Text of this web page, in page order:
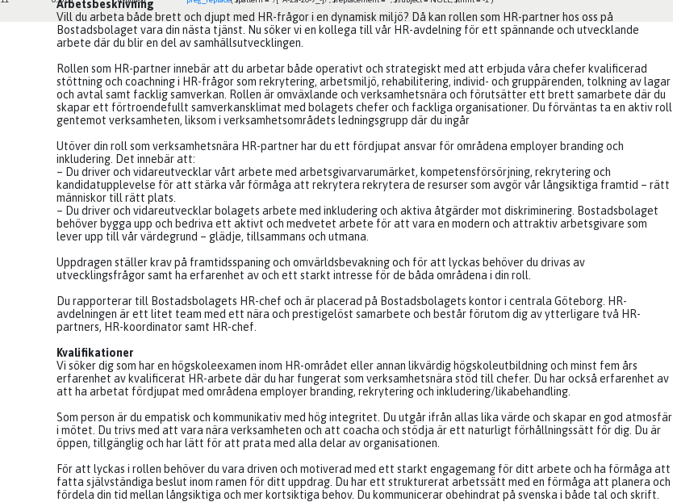
Arbetsbeskrivning
Vill du arbeta både brett och djupt med HR-frågor i en dynamisk miljö? Då kan rollen som HR-partner hos oss på
Bostadsbolaget vara din nästa tjänst. Nu söker vi en kollega till vår HR-avdelning för ett spännande och utvecklande
arbete där du blir en del av samhällsutvecklingen.
Rollen som HR-partner innebär att du arbetar både operativt och strategiskt med att erbjuda våra chefer kvalificerad
stöttning och coachning i HR-frågor som rekrytering, arbetsmiljö, rehabilitering, individ- och gruppärenden, tolkning av lagar
och avtal samt facklig samverkan. Rollen är omväxlande och verksamhetsnära och förutsätter ett brett samarbete där du
skapar ett förtroendefullt samverkansklimat med bolagets chefer och fackliga organisationer. Du förväntas ta en aktiv roll
gentemot verksamheten, liksom i verksamhetsområdets ledningsgrupp där du ingår
Utöver din roll som verksamhetsnära HR-partner har du ett fördjupat ansvar för områdena employer branding och
inkludering. Det innebär att:
– Du driver och vidareutvecklar vårt arbete med arbetsgivarvarumärket, kompetensförsörjning, rekrytering och
kandidatupplevelse för att stärka vår förmåga att rekrytera rekrytera de resurser som avgör vår långsiktiga framtid – rätt
människor till rätt plats.
– Du driver och vidareutvecklar bolagets arbete med inkludering och aktiva åtgärder mot diskriminering. Bostadsbolaget
behöver bygga upp och bedriva ett aktivt och medvetet arbete för att vara en modern och attraktiv arbetsgivare som
lever upp till vår värdegrund – glädje, tillsammans och utmana.
Uppdragen ställer krav på framtidsspaning och omvärldsbevakning och för att lyckas behöver du drivas av
utvecklingsfrågor samt ha erfarenhet av och ett starkt intresse för de båda områdena i din roll.
Du rapporterar till Bostadsbolagets HR-chef och är placerad på Bostadsbolagets kontor i centrala Göteborg. HR-
avdelningen är ett litet team med ett nära och prestigelöst samarbete och består förutom dig av ytterligare två HR-
partners, HR-koordinator samt HR-chef.
Kvalifikationer
Vi söker dig som har en högskoleexamen inom HR-området eller annan likvärdig högskoleutbildning och minst fem års
erfarenhet av kvalificerat HR-arbete där du har fungerat som verksamhetsnära stöd till chefer. Du har också erfarenhet av
att ha arbetat fördjupat med områdena employer branding, rekrytering och inkludering/likabehandling.
Som person är du empatisk och kommunikativ med hög integritet. Du utgår ifrån allas lika värde och skapar en god atmosfär
i mötet. Du trivs med att vara nära verksamheten och att coacha och stödja är ett naturligt förhållningssätt för dig. Du är
öppen, tillgänglig och har lätt för att prata med alla delar av organisationen.
För att lyckas i rollen behöver du vara driven och motiverad med ett starkt engagemang för ditt arbete och ha förmåga att
fatta självständiga beslut inom ramen för ditt uppdrag. Du har ett strukturerat arbetssätt med en förmåga att planera och
fördela din tid mellan långsiktiga och mer kortsiktiga behov. Du kommunicerar obehindrat på svenska i både tal och skrift.